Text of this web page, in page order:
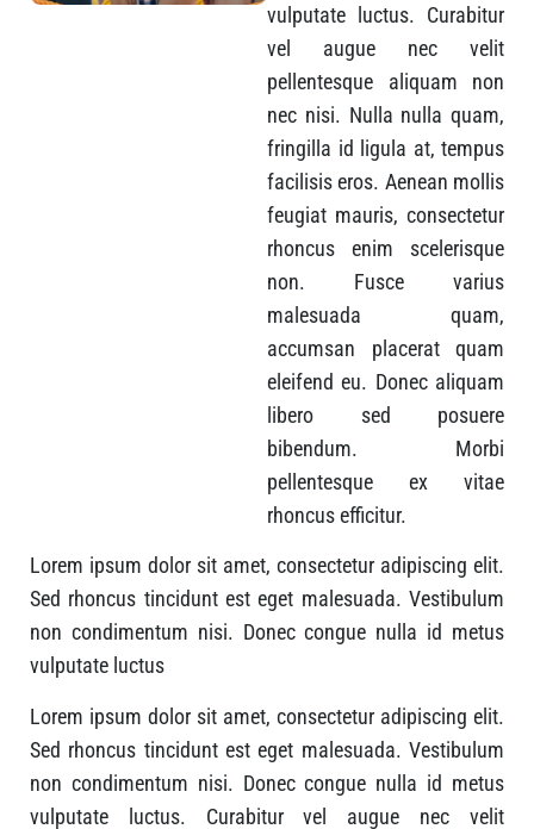
vulputate luctus. Curabitur
vel augue nec velit
pellentesque aliquam non
nec nisi. Nulla nulla quam,
fringilla id ligula at, tempus
facilisis eros. Aenean mollis
feugiat mauris, consectetur
rhoncus enim scelerisque
non. Fusce varius
malesuada quam,
accumsan placerat quam
eleifend eu. Donec aliquam
libero sed posuere
bibendum. Morbi
pellentesque ex vitae
rhoncus efficitur.
Lorem ipsum dolor sit amet, consectetur adipiscing elit.
Sed rhoncus tincidunt est eget malesuada. Vestibulum
non condimentum nisi. Donec congue nulla id metus
vulputate luctus
Lorem ipsum dolor sit amet, consectetur adipiscing elit.
Sed rhoncus tincidunt est eget malesuada. Vestibulum
non condimentum nisi. Donec congue nulla id metus
vulputate luctus. Curabitur vel augue nec velit